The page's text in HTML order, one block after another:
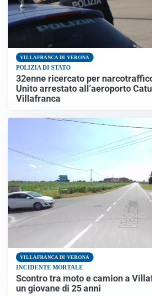
VILLAFRANCA DI VERONA
POLIZIA DI STATO
32enne ricercato per
Unito arrestato all’aeroporto
Villafranca
VILLAFRANCA DI VERONA
INCIDENTE MORTALE
Scontro tra moto e camion a
un giovane di 25 anni